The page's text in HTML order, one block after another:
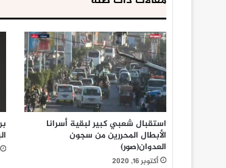
استقبال شعبي كبير لبقية أسرانا
الأبطال المحررين من سجون
العدوان(صور)
أكتوبر 16, 2020